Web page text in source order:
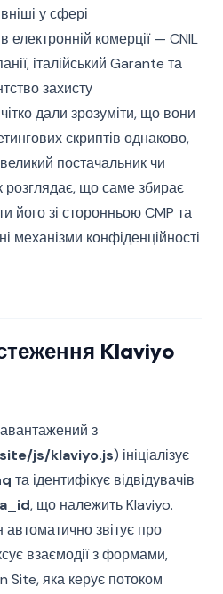
у сфері
електронній комерції — CNIL
італійський Garante та
захисту
дали зрозуміти, що вони
скриптів однаково,
постачальник чи
розглядає, що саме збирає
його зі сторонньою CMP та
механізми конфіденційності
Klaviyo
з
js/klaviyo.js) ініціалізує
та ідентифікує відвідувачів
, що належить Klaviyo.
звітує про
взаємодії з формами,
Site, яка керує потоком